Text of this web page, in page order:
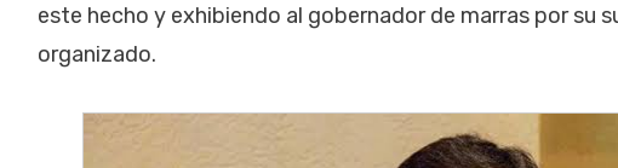
este hecho y exhibiendo al gobernador de marras por su
organizado.